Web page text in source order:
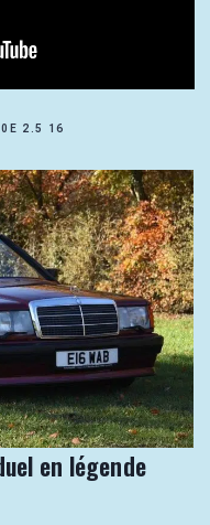
2.5 16
en légende